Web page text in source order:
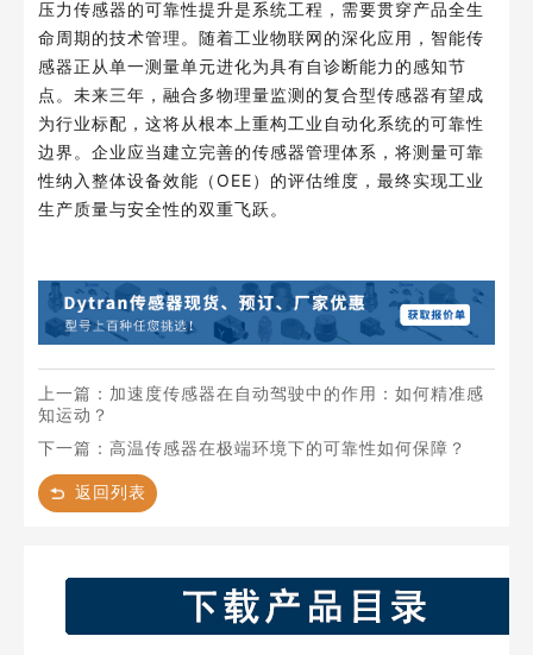
压力传感器的可靠性提升是系统工程，需要贯穿产品全生
命周期的技术管理。随着工业物联网的深化应用，智能传
感器正从单一测量单元进化为具有自诊断能力的感知节
点。未来三年，融合多物理量监测的复合型传感器有望成
为行业标配，这将从根本上重构工业自动化系统的可靠性
边界。企业应当建立完善的传感器管理体系，将测量可靠
性纳入整体设备效能（OEE）的评估维度，最终实现工业
生产质量与安全性的双重飞跃。
上一篇：加速度传感器在自动驾驶中的作用：如何精准感
知运动？
下一篇：高温传感器在极端环境下的可靠性如何保障？
返回列表